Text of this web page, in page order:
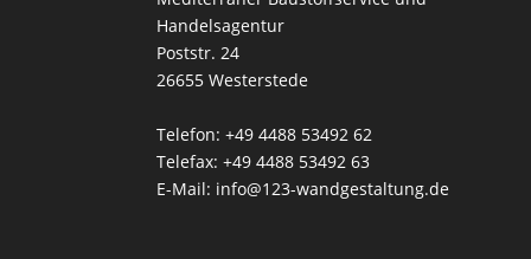
Handelsagentur
Poststr. 24
26655 Westerstede
Telefon: +49 4488 53492 62
Telefax: +49 4488 53492 63
E-Mail: info@123-wandgestaltung.de